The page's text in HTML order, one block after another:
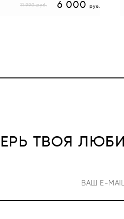
11 990руб. 6 000 руб.
ТВОЯ